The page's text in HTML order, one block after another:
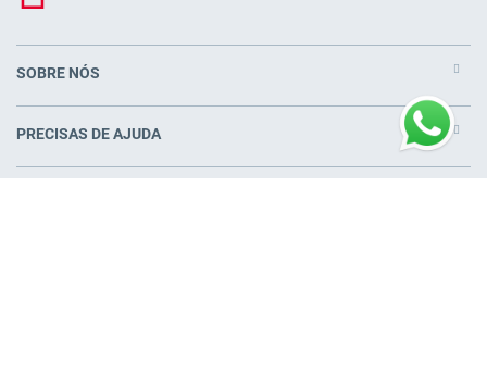
SOBRE NÓS
PRECISAS DE AJUDA